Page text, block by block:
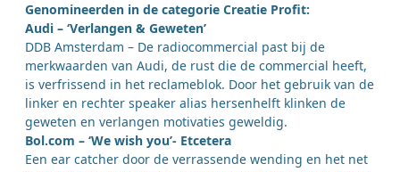
Genomineerden in de categorie Creatie Profit:
Audi – ‘Verlangen & Geweten’
DDB Amsterdam – De radiocommercial past bij de
merkwaarden van Audi, de rust die de commercial heeft,
is verfrissend in het reclameblok. Door het gebruik van de
linker en rechter speaker alias hersenhelft klinken de
geweten en verlangen motivaties geweldig.
Bol.com – ‘We wish you’- Etcetera
Een ear catcher door de verrassende wending en het net